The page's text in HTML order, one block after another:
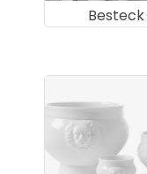
Besteck